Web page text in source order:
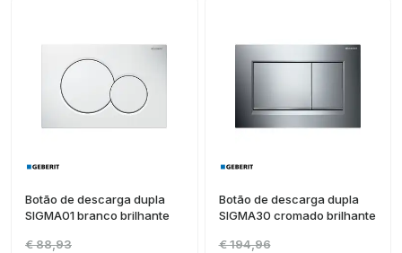
Botão de descarga dupla
SIGMA01 branco brilhante
€ 88,93
Botão de descarga dupla
SIGMA30 cromado brilhante
€ 194,96